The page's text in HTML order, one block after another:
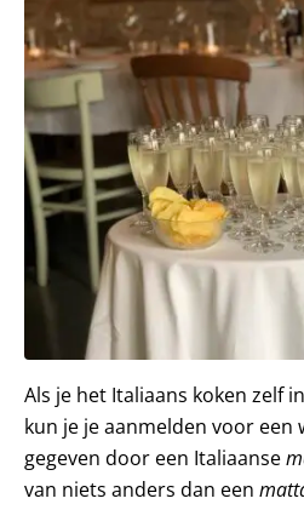
Als je het Italiaans koken zelf
kun je je aanmelden voor een
gegeven door een Italiaanse
van niets anders dan een